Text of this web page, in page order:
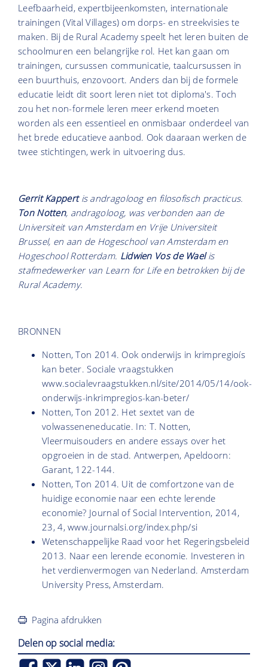
Leefbaarheid, expertbijeenkomsten, internationale
trainingen (Vital Villages) om dorps- en streekvisies te
maken. Bij de Rural Academy speelt het leren buiten de
schoolmuren een belangrijke rol. Het kan gaan om
trainingen, cursussen communicatie, taalcursussen in
een buurthuis, enzovoort. Anders dan bij de formele
educatie leidt dit soort leren niet tot diploma's. Toch
zou het non-formele leren meer erkend moeten
worden als een essentieel en onmisbaar onderdeel van
het brede educatieve aanbod. Ook daaraan werken de
twee stichtingen, werk in uitvoering dus.
Gerrit Kappert is andragoloog en filosofisch practicus.
Ton Notten, andragoloog, was verbonden aan de
Universiteit van Amsterdam en Vrije Universiteit
Brussel, en aan de Hogeschool van Amsterdam en
Hogeschool Rotterdam. Lidwien Vos de Waelis
stafmedewerker van Learn for Life en betrokken bij de
Rural Academy.
BRONNEN
Notten, Ton 2014. Ook onderwijs in krimpregioís
kan beter. Sociale vraagstukken
www.socialevraagstukken.nl/site/2014/05/14/ook-
onderwijs-inkrimpregios-kan-beter/
Notten, Ton 2012. Het sextet van de
volwasseneneducatie. In: T. Notten,
Vleermuisouders en andere essays over het
opgroeien in de stad. Antwerpen, Apeldoorn:
Garant, 122-144.
Notten, Ton 2014. Uit de comfortzone van de
huidige economie naar een echte lerende
economie? Journal of Social Intervention, 2014,
23, 4, www.journalsi.org/index.php/si
Wetenschappelijke Raad voor het Regeringsbeleid
2013. Naar een lerende economie. Investeren in
het verdienvermogen van Nederland. Amsterdam
University Press, Amsterdam.
Pagina afdrukken
Delen op social media: